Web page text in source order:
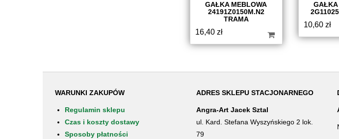
GAŁKA MEBLOWA
24191Z0150M.N2
TRAMA
16,40 zł
GAŁKA
10,60 zł
WARUNKI ZAKUPÓW
Regulamin sklepu
Czas i koszty dostawy
Sposoby płatności
ADRES SKLEPU STACJONARNEGO
Angra-Art Jacek Sztal
ul. Kard. Stefana Wyszyńskiego 2 lok.
79